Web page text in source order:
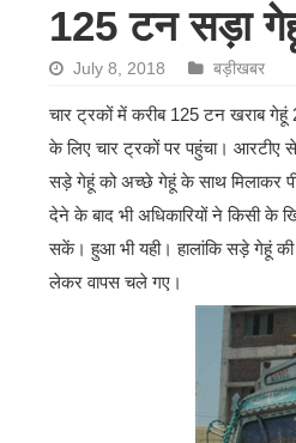
125 टन सड़ा
July 8, 2018 बड़ीखबर
चार ट्रकों में करीब 125 टन खराब गेहूं
के लिए चार ट्रकों पर पहुंचा। आरटीए
सड़े गेहूं को अच्छे गेहूं के साथ मिलाकर
देने के बाद भी अधिकारियों ने किसी के
सकें। हुआ भी यही। हालांकि सड़े गेहूं की
लेकर वापस चले गए।